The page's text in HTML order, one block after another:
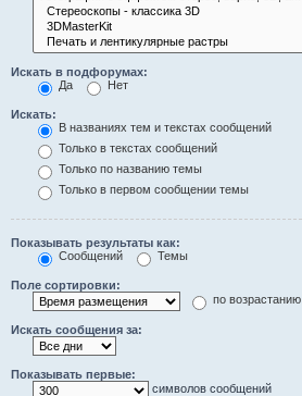
Искать в подфорумах:
Да
Нет
Искать:
В названиях тем и текстах сообщений
Только в текстах сообщений
Только по названию темы
Только в первом сообщении темы
Показывать результаты как:
Сообщений
Темы
Поле сортировки:
по возрастанию
Искать сообщения за:
Показывать первые:
символов сообщений